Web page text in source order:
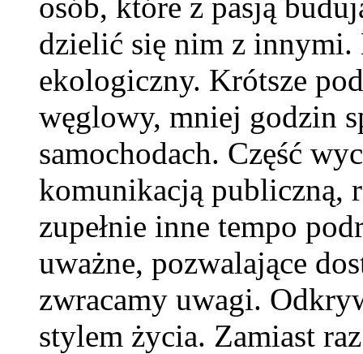
osób, które z pasją
dzielić się nim z innymi.
ekologiczny. Krótsze
węglowy, mniej godzin
samochodach. Część
komunikacją publiczną,
zupełnie inne tempo
uważne, pozwalające
zwracamy uwagi.
stylem życia. Zamiast